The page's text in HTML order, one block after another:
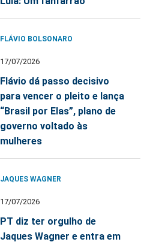
FLÁVIO BOLSONARO
17/07/2026
Flávio dá passo decisivo
para vencer o pleito e lança
“Brasil por Elas”, plano de
governo voltado às
mulheres
JAQUES WAGNER
17/07/2026
PT diz ter orgulho de
Jaques Wagner e entra em